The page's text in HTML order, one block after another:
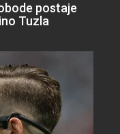
postaje
Tuzla